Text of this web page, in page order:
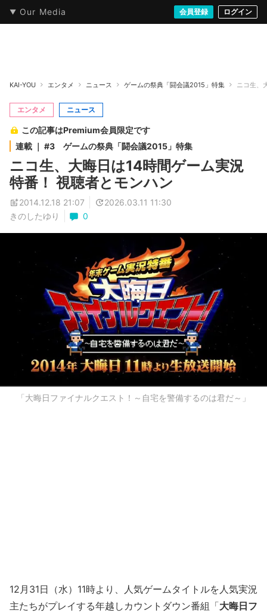
Our Media 会員登録 ログイン
本・文芸 情報化社会 音楽・映像 ゲームストリート
KAI-YOU エンタメ ニュース ゲームの祭典「闘会議2015」特集 ニコ生、
エンタメ ニュース
この記事はPremium会員限定です
連載 ｜ #3 ゲームの祭典「闘会議2015」特集
ニコ生、大晦日は14時間ゲーム実況
特番！ 視聴者とモンハン
2014.12.18 21:07
2026.03.11 11:30
きのしたゆり
0
「大晦日ファイナルクエスト！～自宅を警備するのは君だ～」
12月31日（水）11時より、人気ゲームタイトルを人気実況
主たちがプレイする年越しカウントダウン番組「大晦日フ